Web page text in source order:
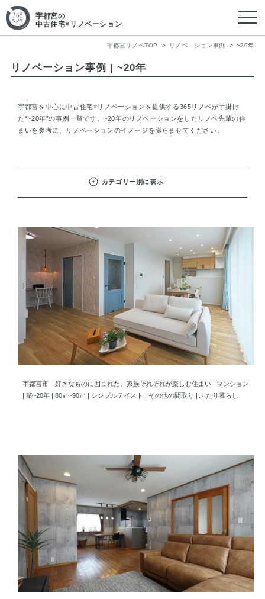
宇都宮の
中古住宅×リノベーション
宇都宮リノベTOP リノベ―ション事例 ~20年
リノベーション事例 | ~20年
宇都宮を中心に中古住宅×リノベーションを提供する365リノベが手掛け
た“~20年”の事例一覧です。~20年のリノベーションをしたリノベ先輩の住
まいを参考に、リノベーションのイメージを膨らませてください。
カテゴリー別に表示
宇都宮市 好きなものに囲まれた、家族それぞれが楽しむ住まい | マンション
| 築~20年 | 80㎡~90㎡ | シンプルテイスト | その他の間取り | ふたり暮らし